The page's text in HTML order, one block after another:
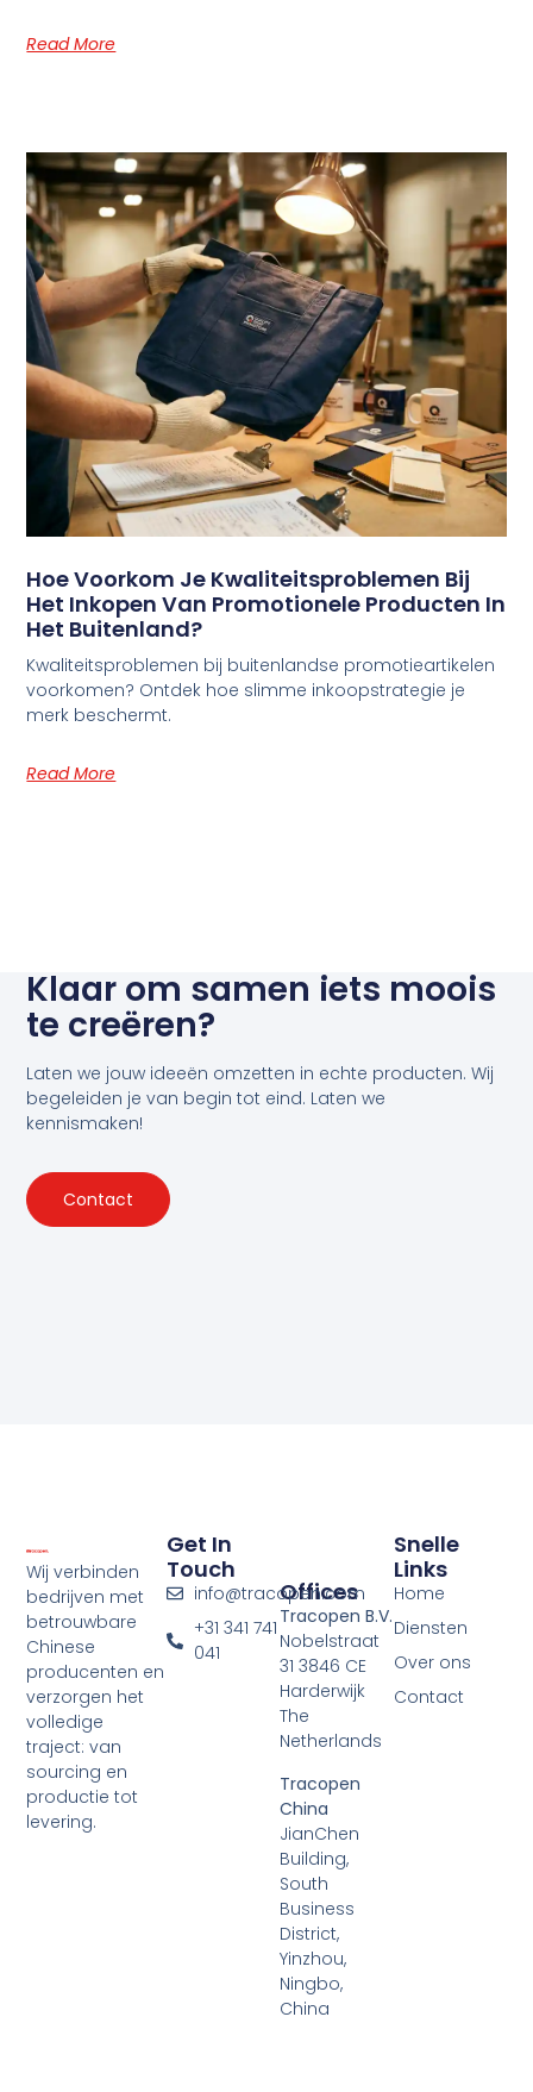
Read More
Hoe Voorkom Je Kwaliteitsproblemen Bij
Het Inkopen Van Promotionele Producten In
Het Buitenland?
Kwaliteitsproblemen bij buitenlandse promotieartikelen
voorkomen? Ontdek hoe slimme inkoopstrategie je
merk beschermt.
Read More
Klaar om samen iets moois
te creëren?
Laten we jouw ideeën omzetten in echte producten. Wij
begeleiden je van begin tot eind. Laten we
kennismaken!
Contact
Wij verbinden
bedrijven met
betrouwbare
Chinese
producenten en
verzorgen het
volledige
traject: van
sourcing en
productie tot
levering.
Snelle
Links
Home
Diensten
Over ons
Contact
Offices
Tracopen B.V.
Nobelstraat
31 3846 CE
Harderwijk
The
Netherlands
Tracopen
China
JianChen
Building,
South
Business
District,
Yinzhou,
Ningbo,
China
Get In
Touch
info@tracopen.com
+31 341 741
041